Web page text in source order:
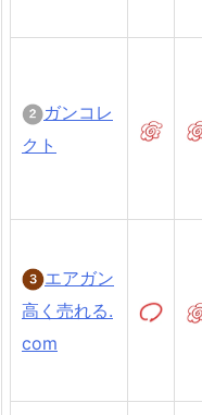
ガンコレ
クト
エアガン
高く売れる.
com